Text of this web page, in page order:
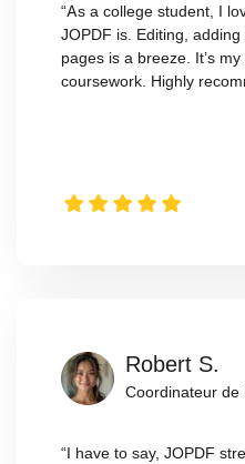
“As a college student, I
JOPDF is. Editing,
pages is a breeze. It’s
coursework. Highly
Robert S.
Coordinateur de
“I have to say, JOPDF